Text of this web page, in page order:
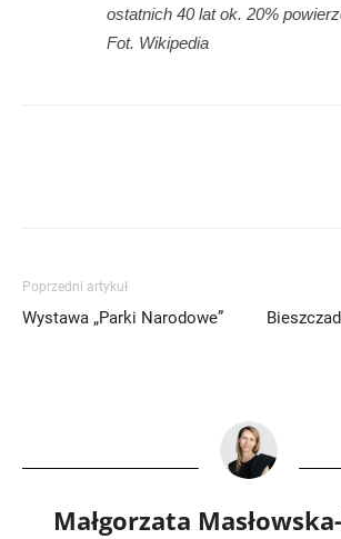
ostatnich 40 lat ok. 20%
Fot. Wikipedia
Poprzedni artykuł
Wystawa „Parki Narodowe”
Małgorzata